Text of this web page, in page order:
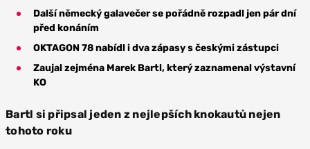
Další německý galavečer se pořádně rozpadl jen pár dní
před konáním
OKTAGON 78 nabídl i dva zápasy s českými zástupci
Zaujal zejména Marek Bartl, který zaznamenal výstavní
KO
Bartl si připsal jeden z nejlepších knokautů nejen
tohoto roku